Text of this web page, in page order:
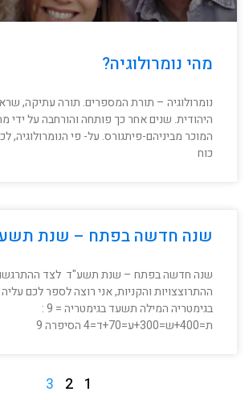
מהי נומרולוגיה?
נומרולוגיה – תורת המספרים. תורה עתיקה,
היהודית. שנים אחר כך פותחה והורחבה על ידי
המוכר מביניהם-פיתגורס. על- פי הנומרולוגיה,
כוח
שנה חדשה בפתח – שנת
שנה חדשה בפתח – שנת תשע"ד לצד
ההתרוצצויות והקניות, אני רוצה לספר לכם
בגימטריה המילה תשעד בגימטריה = 9 :
ת=400+ש=300+ע=70+ד=4 הסיפרה 9
1
2
3